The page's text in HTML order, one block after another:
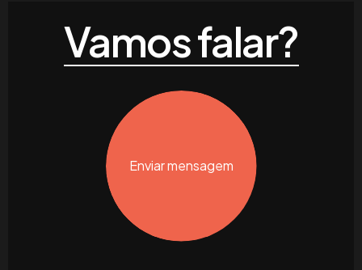
Vamos falar?
Enviar mensagem